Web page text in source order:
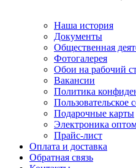
Наша история
Документы
Общественная
Фотогалерея
Обои на рабочий
Вакансии
Политика
Пользовательскоe
Подарочные карты
Электроника
Прайс-лист
Оплата и доставка
Обратная связь